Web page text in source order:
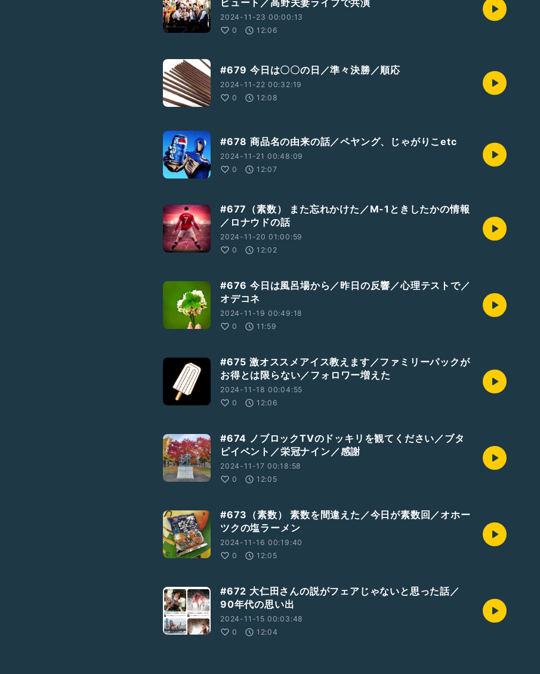
ビュート／高野夫妻ライブで共演
2024-11-23 00:00:13
0
12:06
#679 今日は〇〇の日／準々決勝／順応
2024-11-22 00:32:19
0
12:08
#678 商品名の由来の話／ペヤング、じゃがりこetc
2024-11-21 00:48:09
0
12:07
#677（素数） また忘れかけた／M-1ときしたかの情報
／ロナウドの話
2024-11-20 01:00:59
0
12:02
#676 今日は風呂場から／昨日の反響／心理テストで／
オデコネ
2024-11-19 00:49:18
0
11:59
#675 激オススメアイス教えます／ファミリーパックが
お得とは限らない／フォロワー増えた
2024-11-18 00:04:55
0
12:06
#674 ノブロックTVのドッキリを観てください／ブタ
ピイベント／栄冠ナイン／感謝
2024-11-17 00:18:58
0
12:05
#673（素数） 素数を間違えた／今日が素数回／オホー
ツクの塩ラーメン
2024-11-16 00:19:40
0
12:05
#672 大仁田さんの説がフェアじゃないと思った話／
90年代の思い出
2024-11-15 00:03:48
0
12:04